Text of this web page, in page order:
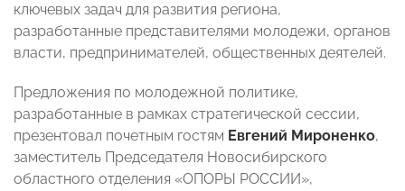
ключевых задач для развития региона,
разработанные представителями молодежи, органов
власти, предпринимателей, общественных деятелей.
Предложения по молодежной политике,
разработанные в рамках стратегической сессии,
презентовал почетным гостям Евгений Мироненко,
заместитель Председателя Новосибирского
областного отделения «ОПОРЫ РОССИИ»,